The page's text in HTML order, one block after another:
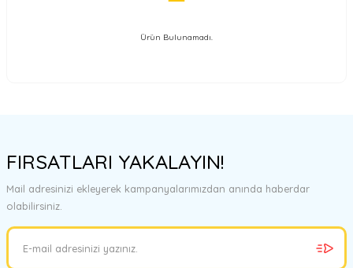
Ürün Bulunamadı.
FIRSATLARI YAKALAYIN!
Mail adresinizi ekleyerek kampanyalarımızdan anında haberdar
olabilirsiniz.